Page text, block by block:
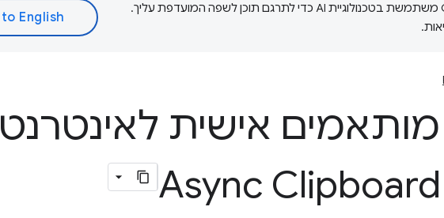
‫Google משתמשת בטכנולוגיית AI כדי לתרגם תוכן לשפה המועדפת עליך.
אישית לאינטרנט